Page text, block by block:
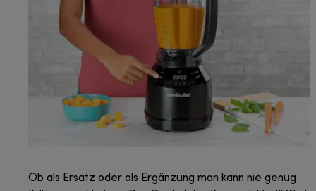
Ob als Ersatz oder als Ergänzung man kann nie genug